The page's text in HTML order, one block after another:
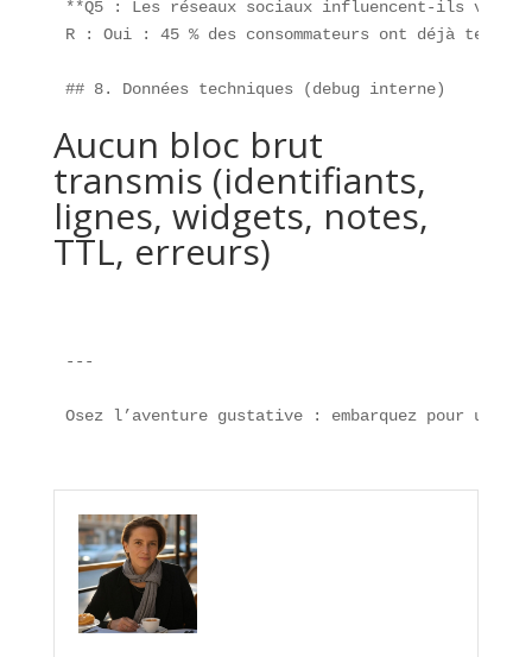
**Q5 : Les réseaux sociaux influencent-ils
R : Oui : 45 % des consommateurs ont déjà
## 8. Données techniques (debug interne)
Aucun bloc brut
transmis (identifiants,
lignes, widgets, notes,
TTL, erreurs)
---
Osez l’aventure gustative : embarquez pour un